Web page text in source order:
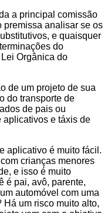
a principal comissão
premissa analisar se os
e quaisquer
do
Orgânica do
de um projeto de sua
do transporte de
de pais ou
aplicativos e táxis de
aplicativo é muito fácil.
crianças menores
e isso é muito
é pai, avô, parente,
automóvel com uma
um risco muito alto,